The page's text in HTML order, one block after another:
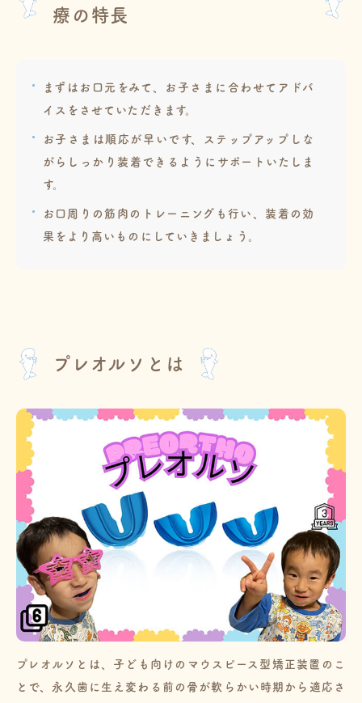
療の特長
まずはお口元をみて、お子さまに合わせてアドバ
イスをさせていただきます。
お子さまは順応が早いです、ステップアップしな
がらしっかり装着できるようにサポートいたしま
す。
お口周りの筋肉のトレーニングも行い、装着の効
果をより高いものにしていきましょう。
プレオルソとは
プレオルソとは、子ども向けのマウスピース型矯正装置のこ
とで、永久歯に生え変わる前の骨が軟らかい時期から適応さ